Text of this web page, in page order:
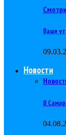
Ваше
Новости
В